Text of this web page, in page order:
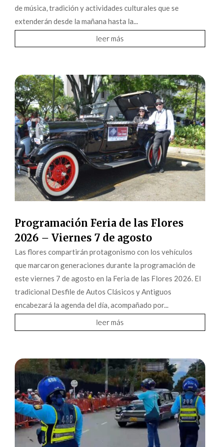
de música, tradición y actividades culturales que se
extenderán desde la mañana hasta la...
leer más
Programación Feria de las Flores
2026 – Viernes 7 de agosto
Las flores compartirán protagonismo con los vehículos
que marcaron generaciones durante la programación de
este viernes 7 de agosto en la Feria de las Flores 2026. El
tradicional Desfile de Autos Clásicos y Antiguos
encabezará la agenda del día, acompañado por...
leer más